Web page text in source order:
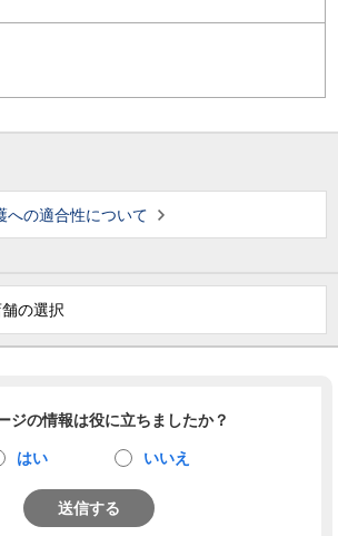
への適合性について
舗の選択
ジの情報は役に立ちましたか？
はい いいえ
送信する